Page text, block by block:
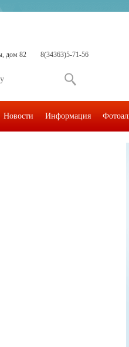
дом 82 8(34363)5-71-56
Новости Информация